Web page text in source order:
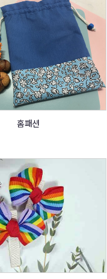
홈패션